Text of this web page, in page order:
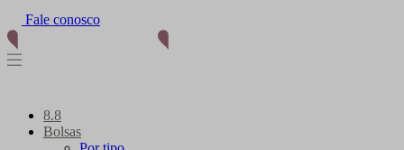
Fale conosco
8.8
Bolsas